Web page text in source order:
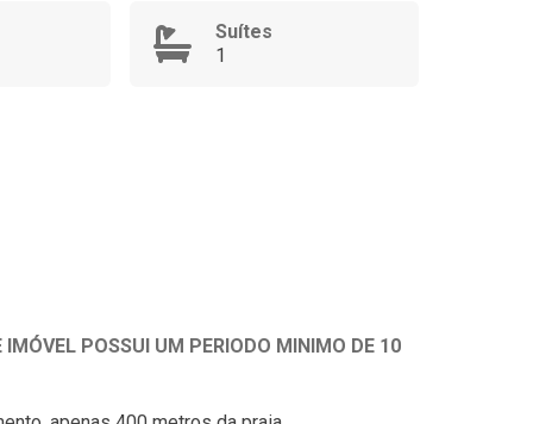
Suítes
1
POSSUI UM PERIODO MINIMO DE 10